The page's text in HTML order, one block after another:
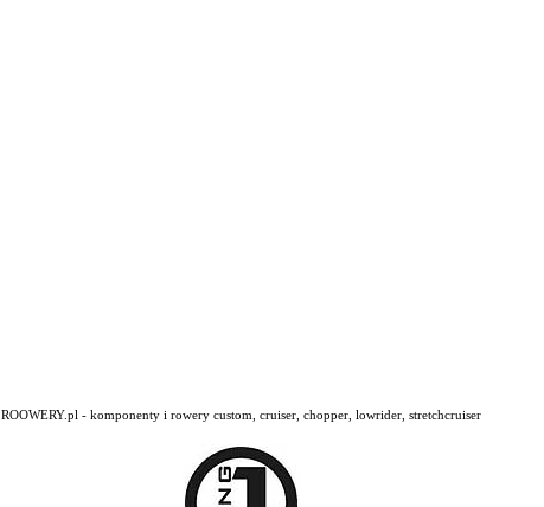
ROOWERY.pl - komponenty i rowery custom, cruiser, chopper, lowrider, stretchcruiser